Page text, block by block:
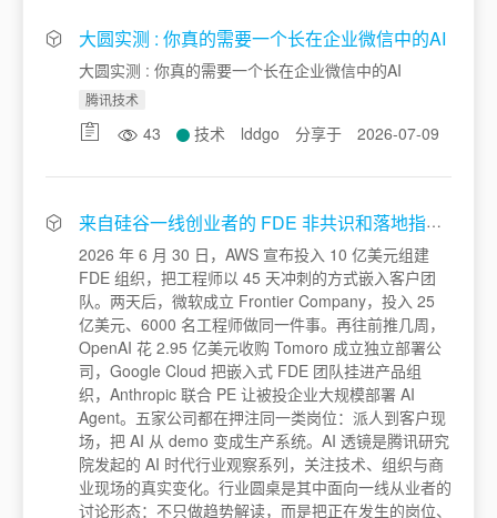
大圆实测 : 你真的需要一个长在企业微信中的AI
大圆实测 : 你真的需要一个长在企业微信中的AI
腾讯技术
43 技术 lddgo 分享于 2026-07-09
来自硅谷一线创业者的 FDE 非共识和落地指南 | AI透镜-行业圆桌06
2026 年 6 月 30 日，AWS 宣布投入 10 亿美元组建
FDE 组织，把工程师以 45 天冲刺的方式嵌入客户团
队。两天后，微软成立 Frontier Company，投入 25
亿美元、6000 名工程师做同一件事。再往前推几周，
OpenAI 花 2.95 亿美元收购 Tomoro 成立独立部署公
司，Google Cloud 把嵌入式 FDE 团队挂进产品组
织，Anthropic 联合 PE 让被投企业大规模部署 AI
Agent。五家公司都在押注同一类岗位：派人到客户现
场，把 AI 从 demo 变成生产系统。AI 透镜是腾讯研究
院发起的 AI 时代行业观察系列，关注技术、组织与商
业现场的真实变化。行业圆桌是其中面向一线从业者的
讨论形态：不只做趋势解读，而是把正在发生的岗位、